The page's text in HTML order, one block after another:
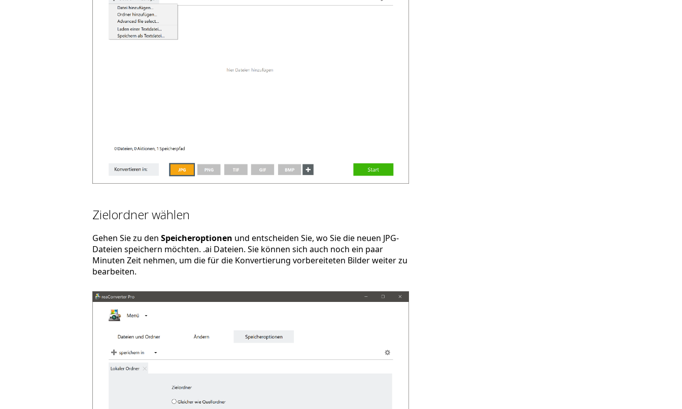
Zielordner wählen
Gehen Sie zu den Speicheroptionen und entscheiden Sie, wo Sie die neuen JPG-
Dateien speichern möchten. .ai Dateien. Sie können sich auch noch ein paar
Minuten Zeit nehmen, um die für die Konvertierung vorbereiteten Bilder weiter zu
bearbeiten.